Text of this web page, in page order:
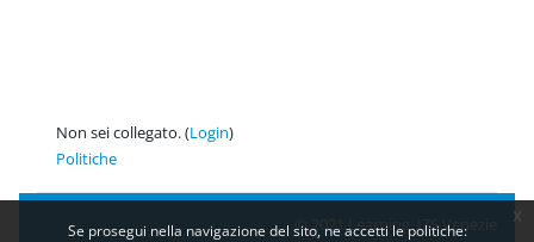
Se prosegui nella navigazione del sito, ne accetti le politiche:
x
Non sei collegato. (Login)
Politiche
© 2021 Learning IZS Venezie